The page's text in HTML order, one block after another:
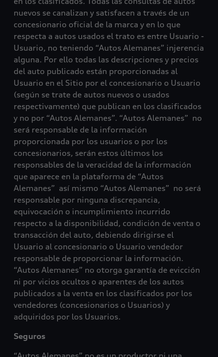
nuevos se canalizan y satisfacen a través de un
concesionario oficial de la marca y en lo que
respecta a autos usados el trato es entre Usuario -
Usuario, no teniendo “Autos Alemanes” injerencia
alguna. Por ello todas las descripciones y precios
del auto publicado están proporcionadas al
Usuario en el Sitio por el concesionario o Usuario
(según se trate de autos nuevos o usados
respectivamente) que publican en los clasificados
y no por “Autos Alemanes”. “Autos Alemanes” no
será responsable de la información
proporcionada por los usuarios o por los
concesionarios, serán estos últimos los
responsables de la veracidad de la información
que aparece en la plataforma de “Autos
Alemanes” así mismo “Autos Alemanes” no será
responsable por ninguna discrepancia,
equivocación o incumplimiento incurrido
respecto a la disponibilidad, condición de venta o
transacción del auto, debiendo dirigirse el
Usuario al concesionario o Usuario vendedor
responsable de proporcionar la información.
“Autos Alemanes” no otorga garantía de evicción
ni por vicios ocultos o aparentes de los autos
publicados a la venta en los clasificados por los
vendedores (concesionarios o Usuarios) y
adquiridos por los Usuarios.
Seguros